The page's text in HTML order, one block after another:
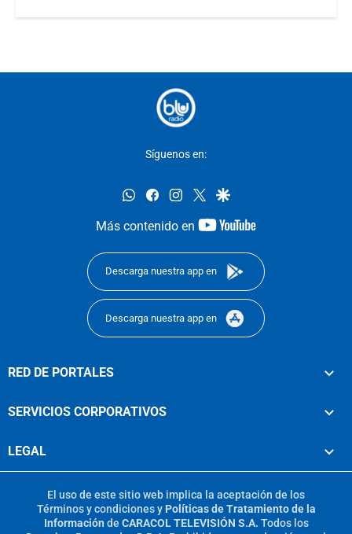
Síguenos en:
whatsappfacebookinstagram
twittergoogle
Más contenido en
youtube-
Descarga nuestra app en
Descarga nuestra app en
RED DE PORTALES
SERVICIOS CORPORATIVOS
LEGAL
El uso de este sitio web implica la aceptación de los
Términos y condicionesy Políticas de Tratamiento de la
Información de CARACOL TELEVISIÓN S.A. Todos los